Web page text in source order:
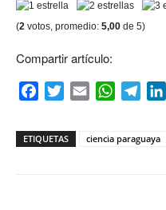
(2 votos, promedio: 5,00 de 5)
Compartir artículo:
FacebookTwitterEmail WhatsApp
ETIQUETAS ciencia paraguaya